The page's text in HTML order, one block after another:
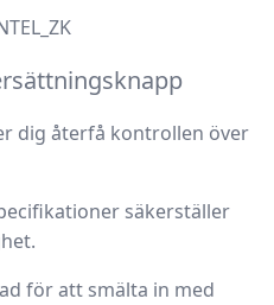
dig återfå kontrollen över
säkerställer
för att smälta in med